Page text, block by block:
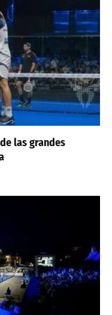
las grandes